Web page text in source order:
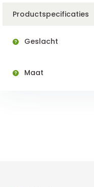
Productspecificaties
Geslacht
Maat